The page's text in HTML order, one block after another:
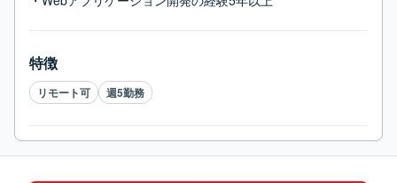
特徴
リモート可 週5勤務